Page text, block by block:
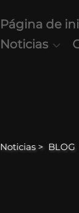
Página de
Noticias
Noticias > BLOG